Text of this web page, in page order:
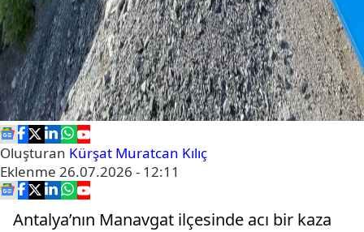
Oluşturan Kürşat Muratcan Kılıç
Eklenme 26.07.2026 - 12:11
Antalya’nın Manavgat ilçesinde acı bir kaza